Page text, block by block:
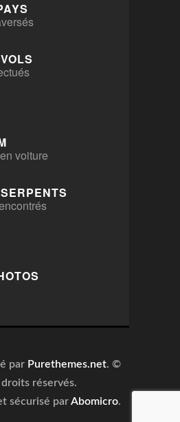
voiture
par Purethemes.net. ©
droits réservés.
sécurisé parAbomicro.